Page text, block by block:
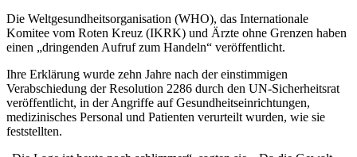
Die Weltgesundheitsorganisation (WHO), das Internationale
Komitee vom Roten Kreuz (IKRK) und Ärzte ohne Grenzen haben
einen „dringenden Aufruf zum Handeln“ veröffentlicht.
Ihre Erklärung wurde zehn Jahre nach der einstimmigen
Verabschiedung der Resolution 2286 durch den UN-Sicherheitsrat
veröffentlicht, in der Angriffe auf Gesundheitseinrichtungen,
medizinisches Personal und Patienten verurteilt wurden, wie sie
feststellten.